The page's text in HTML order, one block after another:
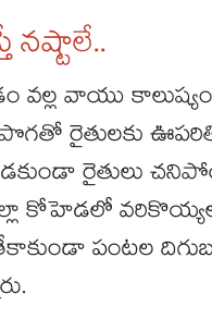
నష్టాలే..
వల్ల వాయు
రైతులకు
రైతులు
కోహెడలో
పంటల